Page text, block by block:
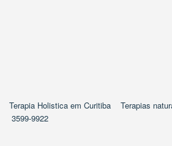
Terapia Holistica em Curitiba Terapias
3599-9922